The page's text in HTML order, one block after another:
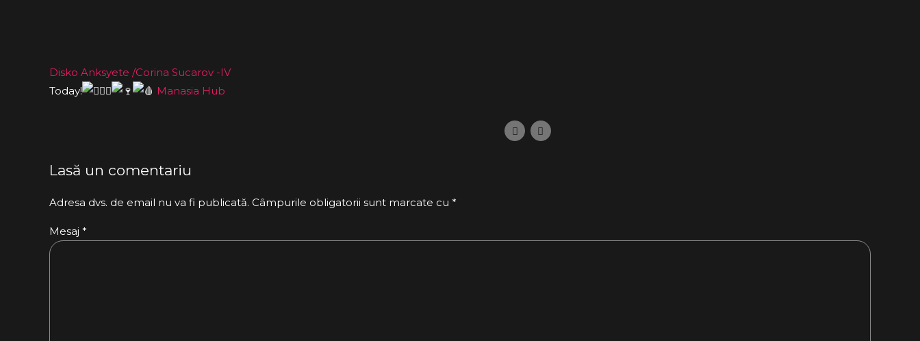
Disko Anksyete /Corina Sucarov -IV
Today!
Manasia Hub
Lasă un comentariu
Adresa dvs. de email nu va fi publicată. Câmpurile obligatorii sunt marcate cu *
Mesaj *